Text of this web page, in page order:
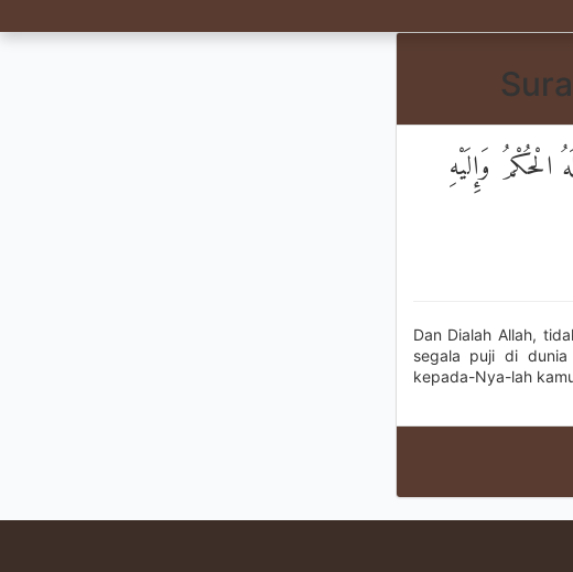
الْحُكْمُ وَإِلَيْهِ
Dan Dialah Allah,
segala puji di
kepada-Nya-lah